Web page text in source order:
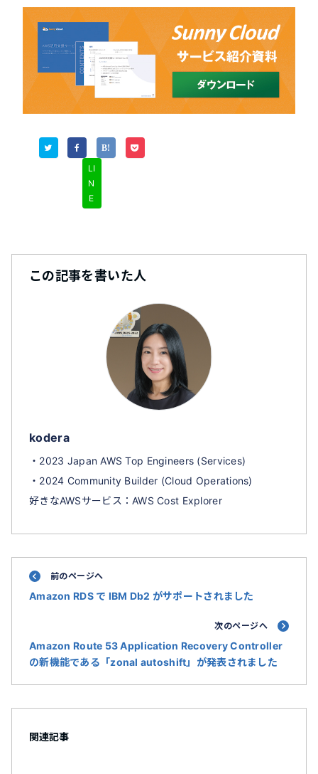
LI
N
E
この記事を書いた人
kodera
・2023 Japan AWS Top Engineers (Services)
・2024 Community Builder (Cloud Operations)
好きなAWSサービス：AWS Cost Explorer
前のページへ
Amazon RDS で IBM Db2 がサポートされました
次のページへ
Amazon Route 53 Application Recovery Controller
の新機能である「zonal autoshift」が発表されました
関連記事